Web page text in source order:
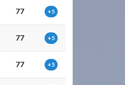
77 +5
77 +5
77 +5